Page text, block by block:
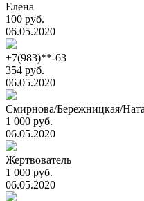
Елена
100 руб.
06.05.2020
+7(983)**-63
354 руб.
06.05.2020
Смирнова/Бережницкая/
1 000 руб.
06.05.2020
Жертвователь
1 000 руб.
06.05.2020